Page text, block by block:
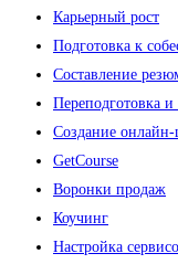
Карьерный рост
Подготовка к
Составление
Переподготовка
Создание
GetCourse
Воронки продаж
Коучинг
Настройка